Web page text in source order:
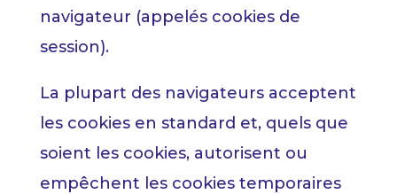
navigateur (appelés cookies de
session).
La plupart des navigateurs acceptent
les cookies en standard et, quels que
soient les cookies, autorisent ou
empêchent les cookies temporaires